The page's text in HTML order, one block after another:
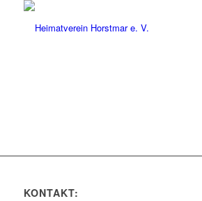
KONTAKT: